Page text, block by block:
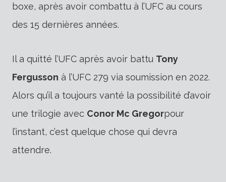
boxe, après avoir combattu à l’UFC au cours
des 15 dernières années.
Il a quitté l’UFC après avoir battu Tony
Fergusson à l’UFC 279 via soumission en 2022.
Alors qu’il a toujours vanté la possibilité d’avoir
une trilogie avec Conor Mc Gregorpour
l’instant, c’est quelque chose qui devra
attendre.